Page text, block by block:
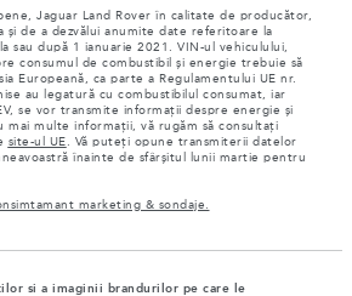
Jaguar Land Rover în calitate de producător,
și de a dezvălui anumite date referitoare la
sau după 1 ianuarie 2021. VIN-ul vehiculului,
consumul de combustibil și energie trebuie să
Europeană, ca parte a Regulamentului UE nr.
au legatură cu combustibilul consumat, iar
se vor transmite informații despre energie și
mai multe informații, vă rugăm să consultați
site-ul UE . Vă puteți opune transmiterii datelor
înainte de sfârșitul lunii martie pentru
marketing & sondaje.
si a imaginii brandurilor pe care le